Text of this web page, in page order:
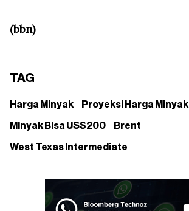
(bbn)
TAG
Harga Minyak Proyeksi Harga Minyak
Minyak Bisa US$200 Brent
West Texas Intermediate